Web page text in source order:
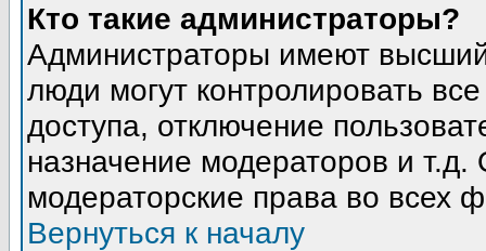
Кто такие администраторы?
Администраторы имеют
люди могут контролировать
доступа, отключение
назначение модераторов и
модераторские права во всех
Вернуться к началу